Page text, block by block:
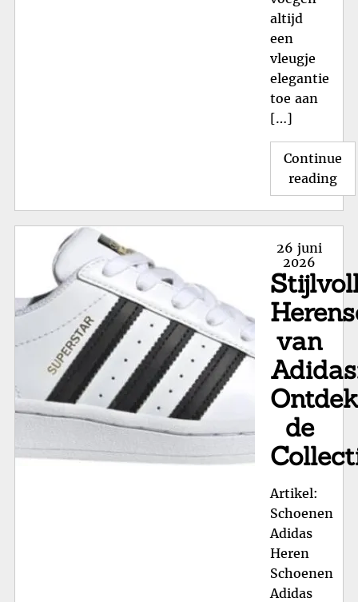
altijd
een
vleugje
elegantie
toe aan
[…]
Continue
reading
en
in
Posted
on
26 juni
2026
van
Ontdek
de
Artikel:
Schoenen
Adidas
Heren
Schoenen
Adidas